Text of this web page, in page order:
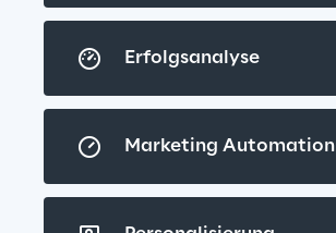
Erfolgsanalyse
Marketing Automation